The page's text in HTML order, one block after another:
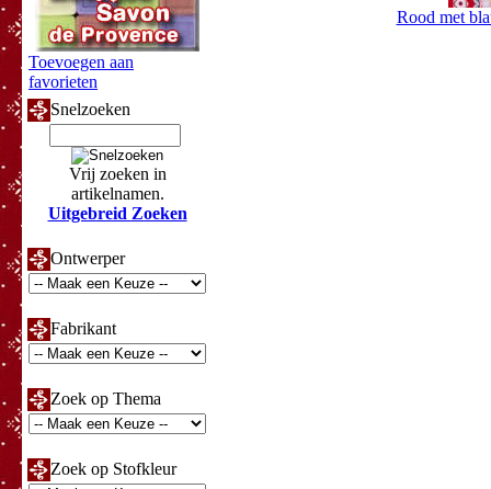
Toevoegen aan
favorieten
Snelzoeken
Vrij zoeken in
artikelnamen.
Uitgebreid Zoeken
Ontwerper
Fabrikant
Zoek op Thema
Zoek op Stofkleur
Rood met